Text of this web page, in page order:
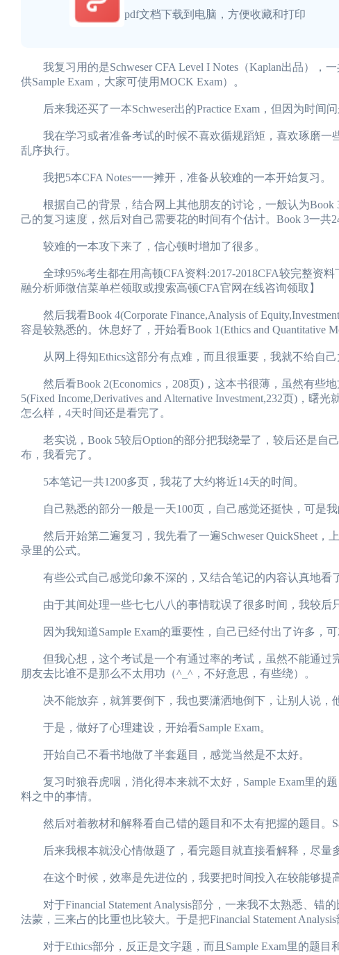
pdf文档下载到电脑，方便收藏和打印
我复习用的是Schweser CFA Level I Notes（Kaplan出品），一
供Sample Exam，大家可使用MOCK Exam）。
后来我还买了一本Schweser出的Practice Exam，但因为时间问
我在学习或者准备考试的时候不喜欢循规蹈矩，喜欢琢磨一
乱序执行。
我把5本CFA Notes一一摊开，准备从较难的一本开始复习。
根据自己的背景，结合网上其他朋友的讨论，一般认为Book
己的复习速度，然后对自己需要花的时间有个估计。Book 3一共
较难的一本攻下来了，信心顿时增加了很多。
全球95%考生都在用高顿CFA资料:2017-2018CFA较完整资料
融分析师微信菜单栏领取或搜索高顿CFA官网在线咨询领取】
然后我看Book 4(Corporate Finance,Analysis of
容是较熟悉的。休息好了，开始看Book 1(Ethics and Quantitative
从网上得知Ethics这部分有点难，而且很重要，我就不给自己
然后看Book 2(Economics，208页)，这本书很薄，虽然有些
5(Fixed Income,Derivatives and Alternative Investment,232页)，
怎么样，4天时间还是看完了。
老实说，Book 5较后Option的部分把我绕晕了，较后还是自己
布，我看完了。
5本笔记一共1200多页，我花了大约将近14天的时间。
自己熟悉的部分一般是一天100页，自己感觉还挺快，可是我
然后开始第二遍复习，我先看了一遍Schweser QuickSheet，
录里的公式。
有些公式自己感觉印象不深的，又结合笔记的内容认真地看了
由于其间处理一些七七八八的事情耽误了很多时间，我较后只
因为我知道Sample Exam的重要性，自己已经付出了许多，可
但我心想，这个考试是一个有通过率的考试，虽然不能通过
朋友去比谁不是那么不太用功（^_^，不好意思，有些绕）。
决不能放弃，就算要倒下，我也要潇洒地倒下，让别人说，
于是，做好了心理建设，开始看Sample Exam。
开始自己不看书地做了半套题目，感觉当然是不太好。
复习时狼吞虎咽，消化得本来就不太好，Sample Exam里的题
料之中的事情。
然后对着教材和解释看自己错的题目和不太有把握的题目。
后来我根本就没心情做题了，看完题目就直接看解释，尽量多
在这个时候，效率是先进位的，我要把时间投入在较能够提高
对于Financial Statement Analysis部分，一来我不太熟悉、错
法蒙，三来占的比重也比较大。于是把Financial Statement
对于Ethics部分，反正是文字题，而且Sample Exam里的题目